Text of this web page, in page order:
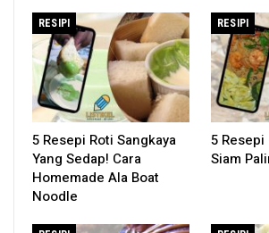
RESIPI
5 Resepi Roti Sangkaya
Yang Sedap! Cara
Homemade Ala Boat
Noodle
RESIPI
5
Siam